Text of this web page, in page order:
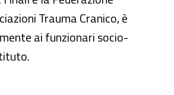
Trauma Cranico, è
ai funzionari socio-